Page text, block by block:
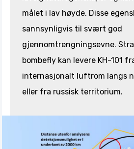
målet i lav høyde. Disse
sannsynligvis til svært god
gjennomtrengningsevne.
bombefly kan levere KH-101
internasjonalt luftrom langs
eller fra russisk territorium.